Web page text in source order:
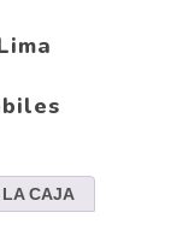
LA CAJA